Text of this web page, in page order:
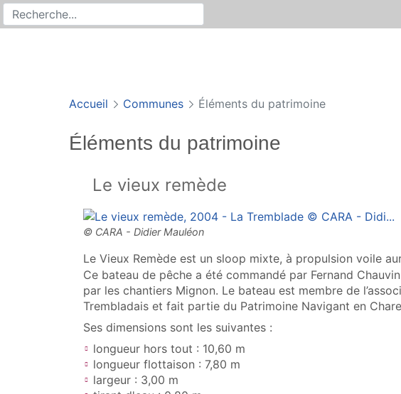
Recherche sur le site
Rechercher
Accueil Communes Éléments du patrimoine
Éléments du patrimoine
Le vieux remède
Le Vieux Remède est un sloop mixte, à propulsion voile
Ce bateau de pêche a été commandé par Fernand
par les chantiers Mignon. Le bateau est membre de
Trembladais et fait partie du Patrimoine Navigant en
Ses dimensions sont les suivantes :
longueur hors tout : 10,60 m
longueur flottaison : 7,80 m
largeur : 3,00 m